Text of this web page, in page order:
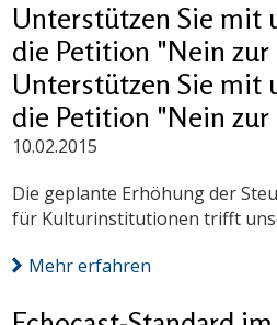
Unterstützen Sie mit
die Petition "Nein
Unterstützen Sie mit
die Petition "Nein
10.02.2015
Die geplante Erhöhung der
für Kulturinstitutionen trifft
Mehr erfahren